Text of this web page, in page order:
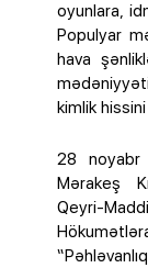
oyunlara,
Populyar
hava
mədəniyyəti
kimlik hissini
28
Mərakeş
Qeyri-